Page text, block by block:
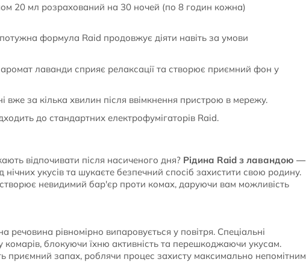
20 мл розрахований на 30 ночей (по 8 годин кожна)
потужна формула Raid продовжує діяти навіть за умови
лаванди сприяє релаксації та створює приємний фон у
вже за кілька хвилин після ввімкнення пристрою в мережу.
до стандартних електрофумігаторів Raid.
відпочивати після насиченого дня? Рідина Raid з лавандою —
нічних укусів та шукаєте безпечний спосіб захистити свою родину.
невидимий бар'єр проти комах, даруючи вам можливість
речовина рівномірно випаровується у повітря. Спеціальні
блокуючи їхню активність та перешкоджаючи укусам.
приємний запах, роблячи процес захисту максимально непомітним